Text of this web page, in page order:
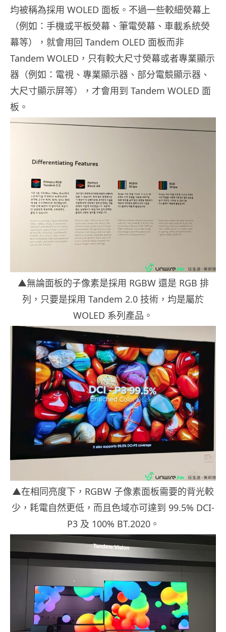
均被稱為採用 WOLED 面板。不過一些較細熒幕上
（例如：手機或平板熒幕、筆電熒幕、車載系統熒
幕等），就會用回 Tandem OLED 面板而非
Tandem WOLED，只有較大尺寸熒幕或者專業顯示
器（例如：電視、專業顯示器、部分電競顯示器、
大尺寸顯示屏等），才會用到 Tandem WOLED 面
板。
▲無論面板的子像素是採用 RGBW 還是 RGB 排
列，只要是採用 Tandem 2.0 技術，均是屬於
WOLED 系列產品。
▲在相同亮度下，RGBW 子像素面板需要的背光較
少，耗電自然更低，而且色域亦可達到 99.5% DCI-
P3 及 100% BT.2020。